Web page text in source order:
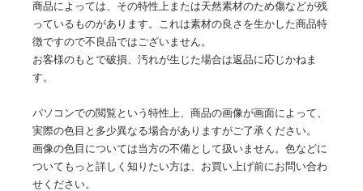
商品によっては、その特性上または天然素材のため傷などが残
っているものがあります。これは素材の良さを生かした商品特
徴ですので不良品ではございません。
お客様のもとで破損、汚れが生じた場合は返品に応じかねま
す。
パソコンでの閲覧という特性上、商品の画像が画面によって、
実際の色目と多少異なる場合がありますがご了承ください。
画像の色目については当方の不備として扱いません。色などに
ついてもっと詳しく知りたい方は、お買い上げ前にお問い合わ
せください。